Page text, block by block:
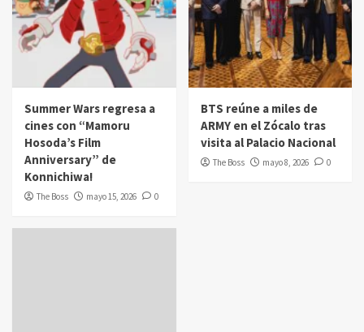
Summer Wars regresa a
cines con “Mamoru
Hosoda’s Film
Anniversary” de
Konnichiwa!
The Boss mayo 15, 2026 0
BTS reúne a miles de
ARMY en el Zócalo tras
visita al Palacio Nacional
The Boss mayo 8, 2026 0